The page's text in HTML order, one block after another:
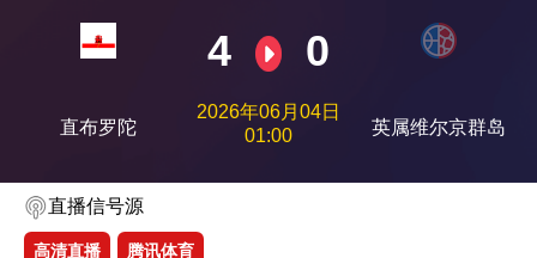
直布罗陀
4 0
2026年06月04日
01:00
英属维尔京群岛
直播信号源
高清直播 腾讯体育